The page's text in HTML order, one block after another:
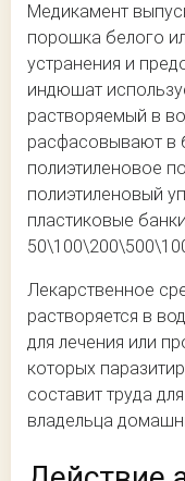
Медикамент
порошка белого
устранения и
индюшат
растворяемый в
расфасовывают в
полиэтиленовое
полиэтиленовый
пластиковые
Лекарственное
растворяется в
для лечения или
которых
составит труда
владельца